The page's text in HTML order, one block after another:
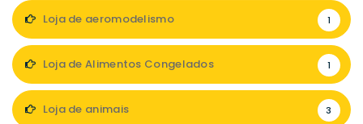
Loja de aeromodelismo 1
Loja de Alimentos Congelados 1
Loja de animais 3